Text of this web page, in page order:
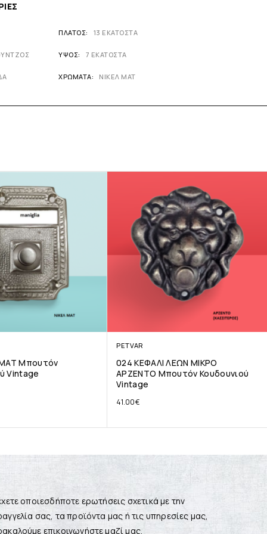
ΠΛΆΤΟΣ 13 ΕΚΑΤΟΣΤΑ
ΎΨΟΣ 7 ΕΚΑΤΟΣΤΑ
ΧΡΏΜΑΤΑ ΝΙΚΕΛ ΜΑΤ
ΜΑΤ Μπουτόν
Vintage
PETVAR
024 ΚΕΦΑΛΙ ΛΕΩΝ ΜΙΚΡΟ
ΑΡΖΕΝΤΟ Μπουτόν Κουδουνιού
Vintage
41.00€
οποιεσδήποτε ερωτήσεις σχετικά με την
σας, τα προϊόντα μας ή τις υπηρεσίες μας,
επικοινωνήστε μαζί μας.